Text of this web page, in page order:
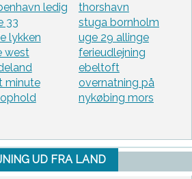
ledig
33
lykken
west
minute
thorshavn
stuga bornholm
uge 29 allinge
ferieudlejning
ebeltoft
overnatning på
nykøbing mors
UD FRA LAND